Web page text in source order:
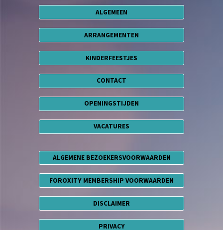
ALGEMEEN
ARRANGEMENTEN
KINDERFEESTJES
CONTACT
OPENINGSTIJDEN
VACATURES
ALGEMENE BEZOEKERSVOORWAARDEN
FOROXITY MEMBERSHIP VOORWAARDEN
DISCLAIMER
PRIVACY